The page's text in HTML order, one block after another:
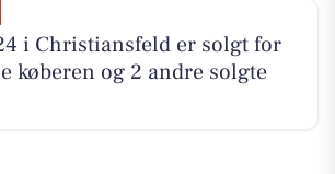
i Christiansfeld er solgt for
køberen og 2 andre solgte